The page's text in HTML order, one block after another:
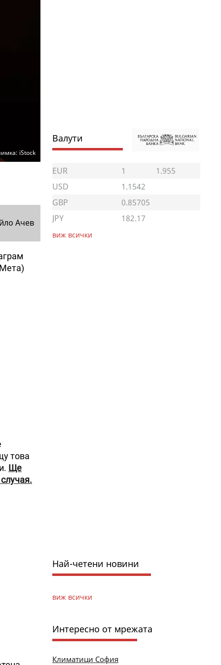
iStock
Ачев
това
Ще
Валути
EUR 1
1.955
USD
1.1542
GBP
0.85705
JPY
182.17
виж всички
Най-четени новини
виж всички
Интересно от мрежата
Климатици София